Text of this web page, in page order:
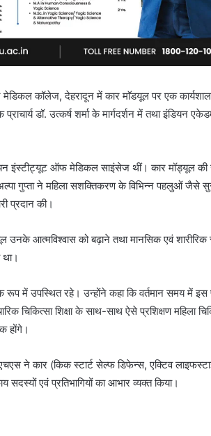
कॉलेज, देहरादून में कार माॅडयूल पर एक
डॉ. उत्कर्ष शर्मा के मार्गदर्शन में तथा इंडियन
इंस्टीट्यूट ऑफ मेडिकल साइंसेज थीं। कार मॉड्यूल की
गुप्ता ने महिला सशक्तिकरण के विभिन्न पहलुओं जैसे
प्रदान की।
उनके आत्मविश्वास को बढ़ाने तथा मानसिक एवं शारीरिक
में उपस्थित रहे। उन्होंने कहा कि वर्तमान समय में
चिकित्सा शिक्षा के साथ-साथ ऐसे प्रशिक्षण महिला
होंगे।
ने कार (किक स्टार्ट सेल्फ डिफेन्स, एक्टिव
एवं प्रतिभागियों का आभार व्यक्त किया।